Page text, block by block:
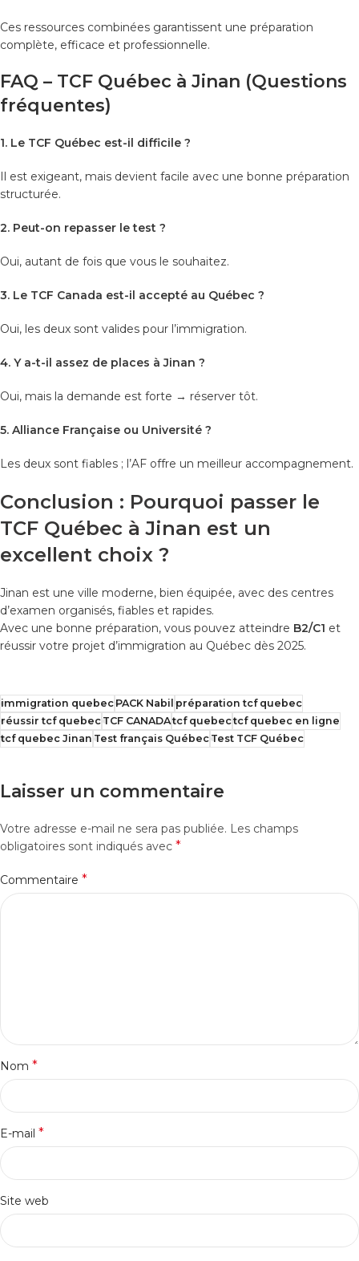
Ces ressources combinées garantissent une préparation
complète, efficace et professionnelle.
FAQ – TCF Québec à Jinan (Questions
fréquentes)
1. Le TCF Québec est-il difficile ?
Il est exigeant, mais devient facile avec une bonne préparation
structurée.
2. Peut-on repasser le test ?
Oui, autant de fois que vous le souhaitez.
3. Le TCF Canada est-il accepté au Québec ?
Oui, les deux sont valides pour l’immigration.
4. Y a-t-il assez de places à Jinan ?
Oui, mais la demande est forte → réserver tôt.
5. Alliance Française ou Université ?
Les deux sont fiables ; l’AF offre un meilleur accompagnement.
Conclusion : Pourquoi passer le
TCF Québec à Jinan est un
excellent choix ?
Jinan est une ville moderne, bien équipée, avec des centres
d’examen organisés, fiables et rapides.
Avec une bonne préparation, vous pouvez atteindre B2/C1 et
réussir votre projet d’immigration au Québec dès 2025.
immigration quebecPACK Nabil préparation tcf quebec
réussir tcf quebecTCF CANADAtcf quebectcf quebec en ligne
tcf quebec Jinan Test français QuébecTest TCF Québec
Laisser un commentaire
Votre adresse e-mail ne sera pas publiée. Les champs
obligatoires sont indiqués avec *
Commentaire *
Nom *
E-mail *
Site web